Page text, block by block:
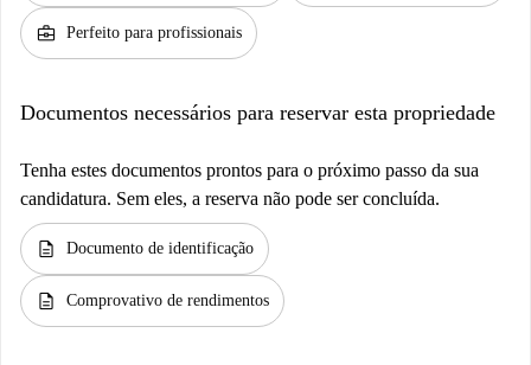
business_center Perfeito para profissionais
Documentos necessários para reservar esta propriedade
Tenha estes documentos prontos para o próximo passo da sua
candidatura. Sem eles, a reserva não pode ser concluída.
description Documento de identificação
description Comprovativo de rendimentos